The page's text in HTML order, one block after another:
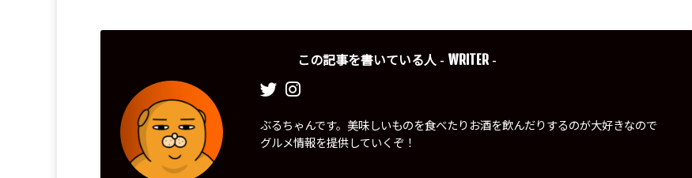
この記事を書いている人 - WRITER -
ぶるちゃんです。美味しいものを食べたりお酒を飲んだりするのが大好きなので
グルメ情報を提供していくぞ！